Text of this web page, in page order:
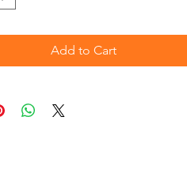
Add to Cart